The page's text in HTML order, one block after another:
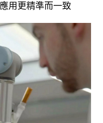
用更精準而一致